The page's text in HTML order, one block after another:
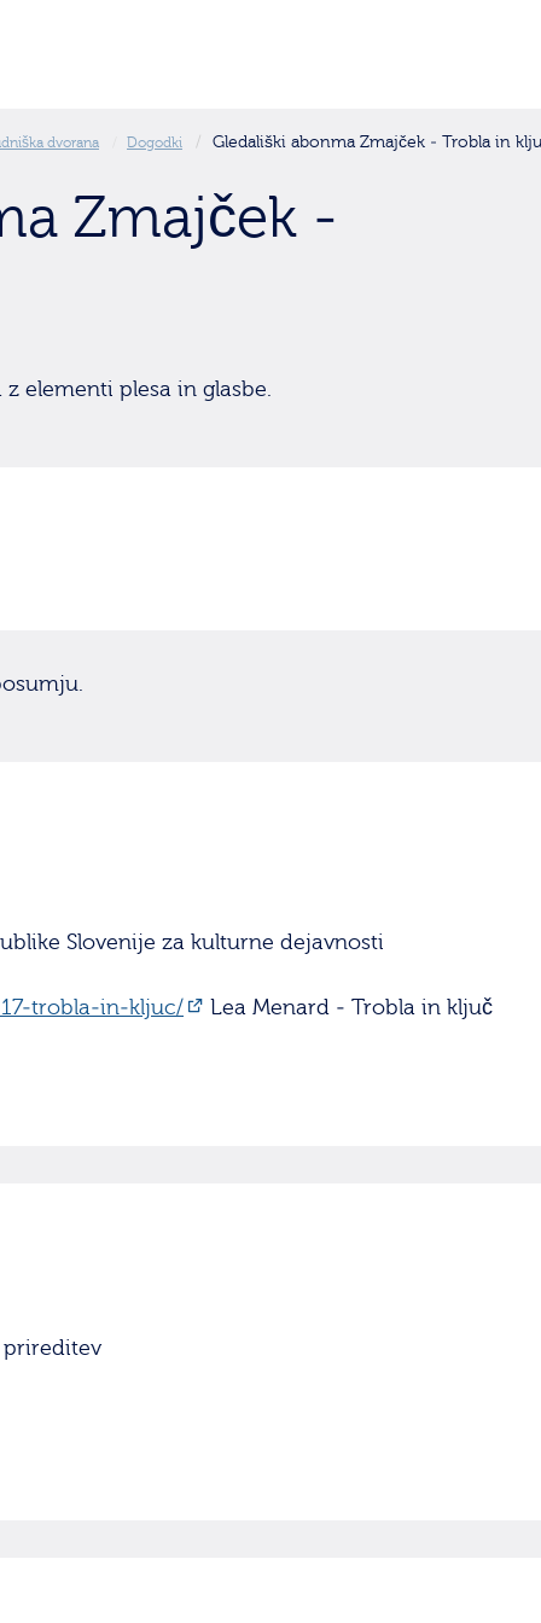
dvorana Dogodki Gledališki abonma Zmajček - Trobla in
Zmajček -
elementi plesa in glasbe.
Slovenije za kulturne dejavnosti
trobla-in-kljuc/ Lea Menard - Trobla in ključ
prireditev